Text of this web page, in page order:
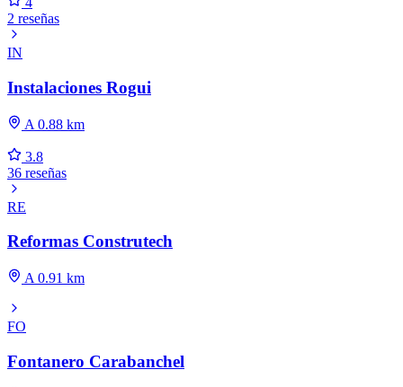
2 reseñas
IN
Instalaciones Rogui
A 0.88 km
3.8
36 reseñas
RE
Reformas Construtech
A 0.91 km
FO
Fontanero Carabanchel